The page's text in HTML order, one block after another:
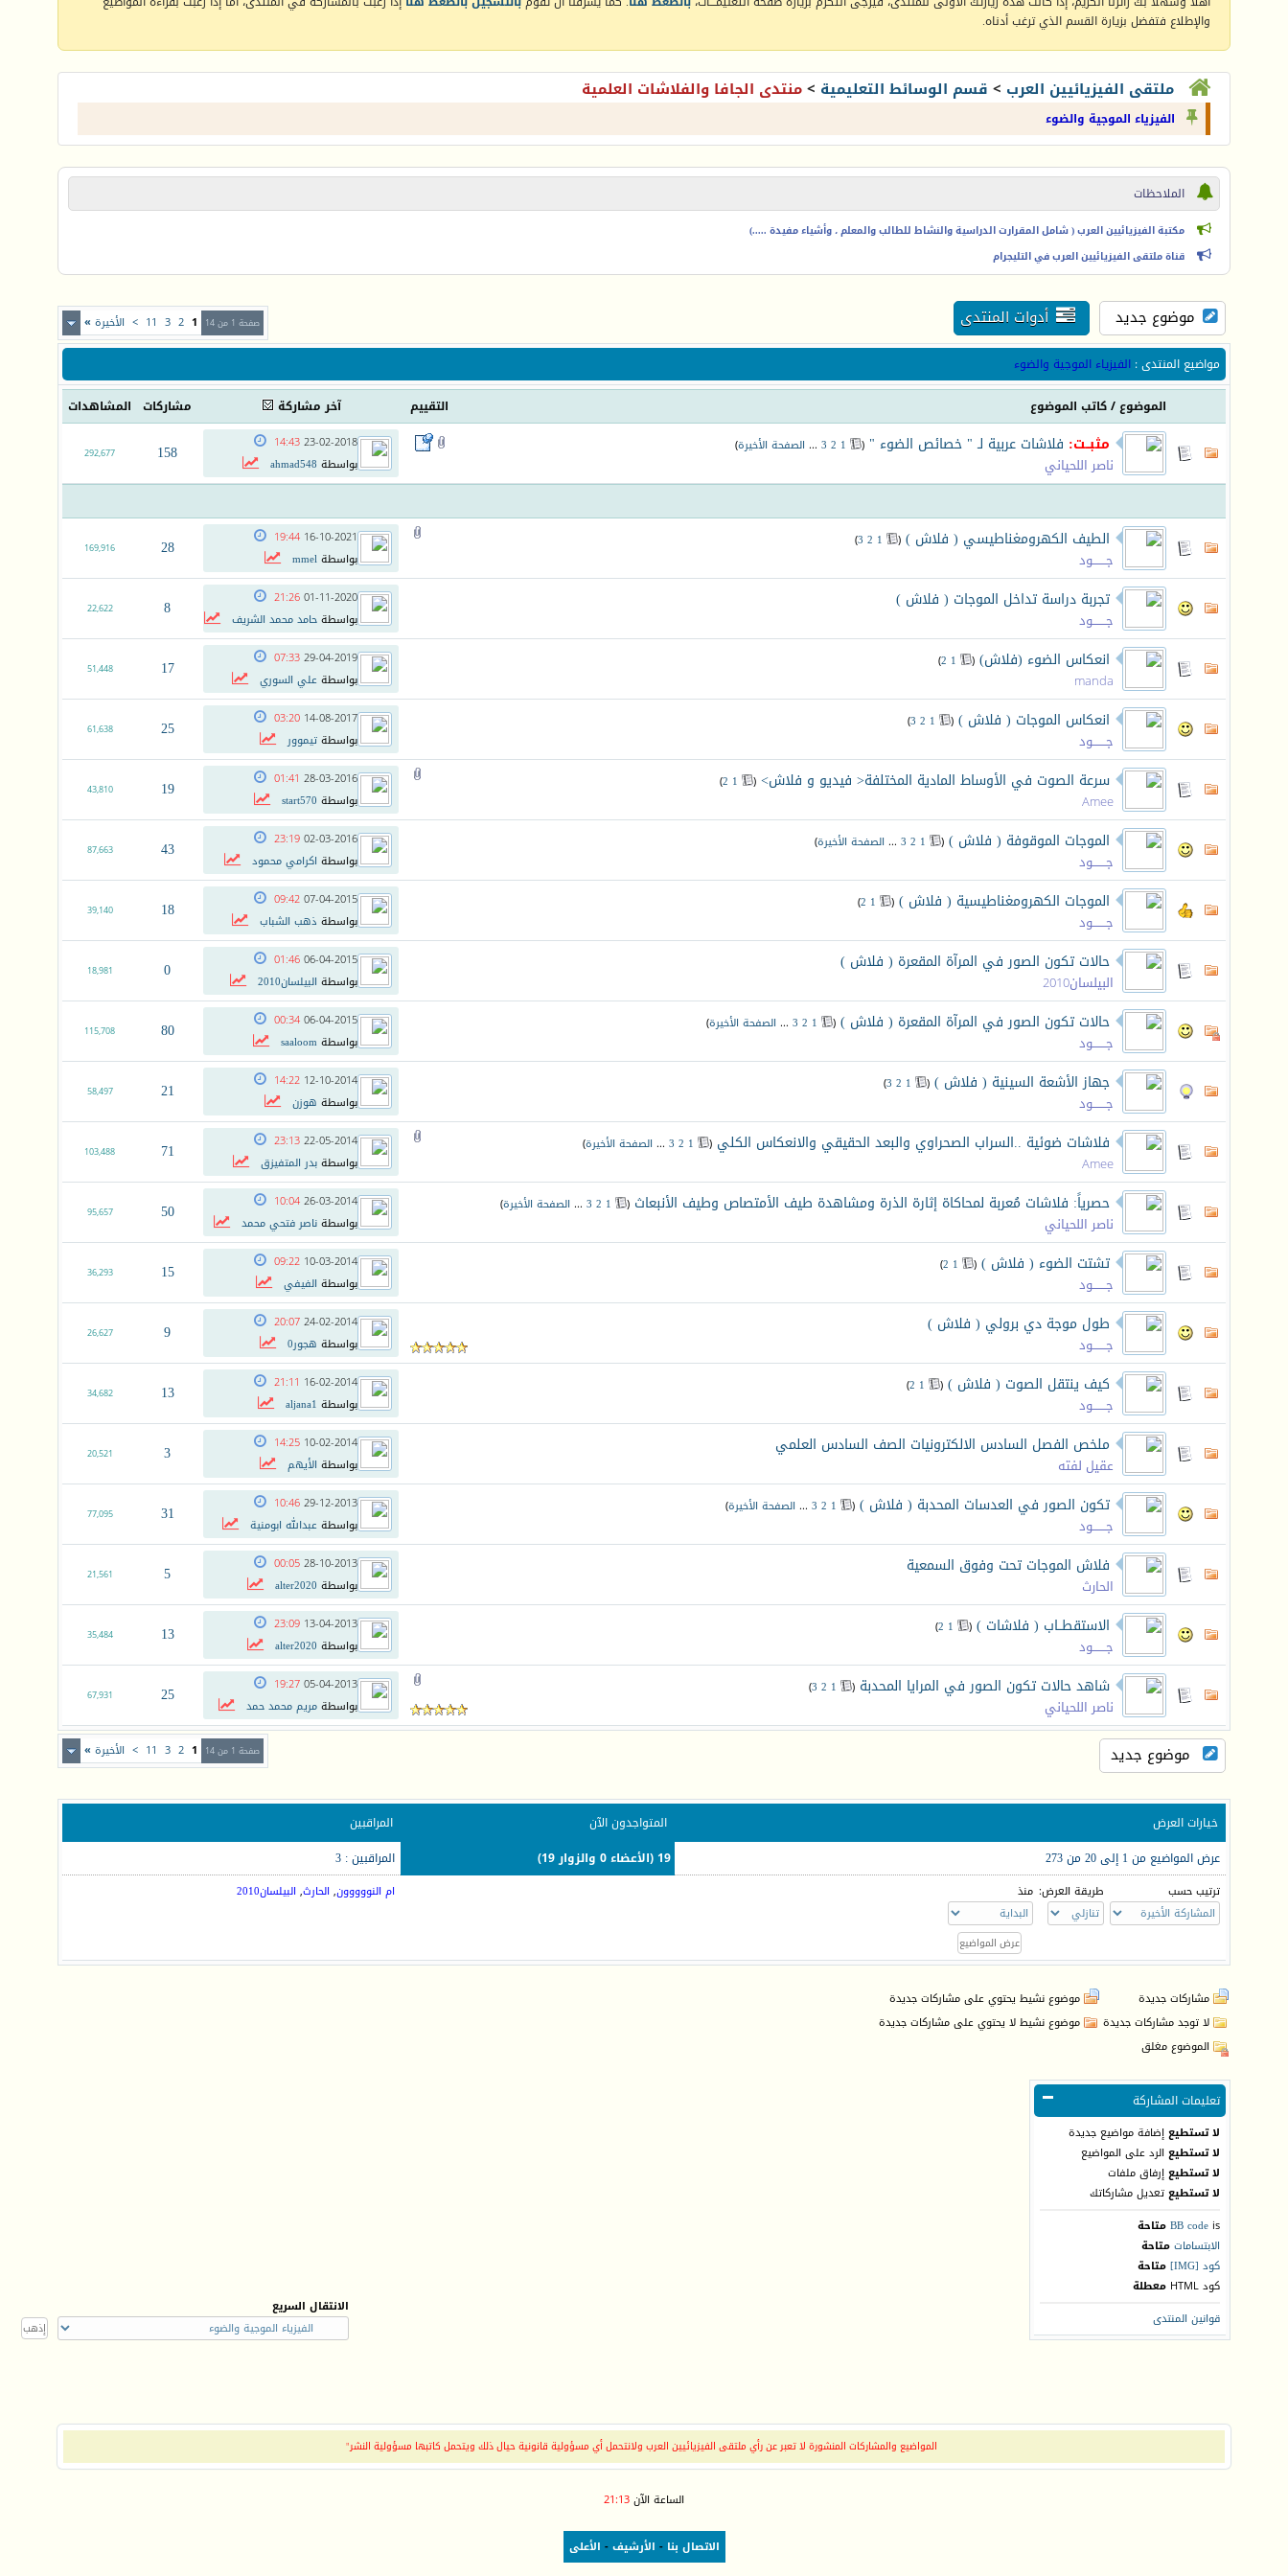
والإطلاع فتفضل بزيارة القسم الذي ترغب أدناه.
ملتقى الفيزيائيين العرب > قسم الوسائط التعليمية >منتدى الجافا والفلاشات العلمية
الفيزياء الموجية والضوء
الملاحظات
مكتبة الفيزيائيين العرب ( شامل المقرارت الدراسية والنشاط للطالب والمعلم ، وأشياء مفيدة .....)
قناة ملتقى الفيزيائيين العرب في التليجرام
موضوع جديد أدوات المنتدى صفحة 1 من 14 1
2
3
11
> الأخيرة »
مواضيع المنتدى: الفيزياء الموجية والضوء
التقييم
الموضوع/كاتب الموضوع آخر مشاركة مشاركات المشاهدات
مثبــت: فلاشات عربية لـ " خصائص الضوء " (
1
2
3
... الصفحة الأخيرة)
ناصر اللحياني
23-02-2018
14:43
بواسطة ahmad548
158
292,677
الطيف الكهرومغناطيسي ( فلاش ) (
1
2
3
)
جـــــــود
16-10-2021
19:44
بواسطةmmel
28
169,916
تجربة دراسة تداخل الموجات ( فلاش )
جـــــــود
01-11-2020
21:26
بواسطةحامد محمد الشريف 8
22,622
انعكاس الضوء (فلاش) (
1
2
)
manda
29-04-2019
07:33
بواسطةعلي السوري 17
51,448
انعكاس الموجات ( فلاش ) (
1
2
3
)
جـــــــود
14-08-2017
03:20
بواسطةتيموور 25
61,638
سرعة الصوت في الأوساط المادية المختلفة< فيديو و فلاش> (
1
2
)
Amee
28-03-2016
01:41
بواسطة start570
19
43,810
الموجات الموقوفة ( فلاش ) (
1
2
3
... الصفحة الأخيرة)
جـــــــود
02-03-2016
23:19
بواسطة اكرامي محمود 43
87,663
الموجات الكهرومغناطيسية ( فلاش ) (
1
2
)
جـــــــود
07-04-2015
09:42
بواسطة ذهب الشباب 18
39,140
حالات تكون الصور في المرآة المقعرة ( فلاش )
البيلسان2010
06-04-2015
01:46
بواسطة البيلسان2010 0
18,981
حالات تكون الصور في المرآة المقعرة ( فلاش ) (
1
2
3
... الصفحة الأخيرة)
جـــــــود
06-04-2015
00:34
بواسطةsaaloom
80
115,708
جهاز الأشعة السينية ( فلاش ) (
1
2
3
)
جـــــــود
12-10-2014
14:22
بواسطة هوزن 21
58,497
فلاشات ضوئية ..السراب الصحراوي والبعد الحقيقي والانعكاس الكلي (
1
2
3
... الصفحة الأخيرة)
Amee
22-05-2014
23:13
بواسطةبدر المتفيزق 71
103,488
حصرياً: فلاشات مُعربة لمحاكاة إثارة الذرة ومشاهدة طيف الأمتصاص وطيف الأنبعاث (
1
2
3
... الصفحة الأخيرة)
ناصر اللحياني
26-03-2014
10:04
بواسطةناصر فتحي محمد 50
95,657
تشتت الضوء ( فلاش ) (
1
2
)
جـــــــود
10-03-2014
09:22
بواسطة الفيفي 15
36,293
طول موجة دي برولي ( فلاش )
جـــــــود
24-02-2014
20:07
بواسطة هجور0 9
26,627
كيف ينتقل الصوت ( فلاش ) (
1
2
)
جـــــــود
16-02-2014
21:11
بواسطة aljana1
13
34,682
ملخص الفصل السادس الالكترونيات الصف السادس العلمي
عقيل لفته
10-02-2014
14:25
بواسطة الأيهم 3
20,521
تكون الصور في العدسات المحدبة ( فلاش ) (
1
2
3
... الصفحة الأخيرة)
جـــــــود
29-12-2013
10:46
بواسطةعبدالله ابومنية 31
77,095
فلاش الموجات تحت وفوق السمعية
الحارث
28-10-2013
00:05
بواسطة alter2020
5
21,561
الاستقطــاب ( فلاشات ) (
1
2
)
جـــــــود
13-04-2013
23:09
بواسطة alter2020
13
35,484
شاهد حالات تكون الصور في المرايا المحدبة (
1
2
3
)
ناصر اللحياني
05-04-2013
19:27
بواسطةمريم محمد حمد 25
67,931
موضوع جديد صفحة 1 من 14 1
2
3
11
> الأخيرة »
خيارات العرض المتواجدون الآن
المراقبين
عرض المواضيع من 1 إلى 20 من 273
19 (الأعضاء 0 والزوار 19) المراقبين : 3
ترتيب حسب طريقة العرض: منذ ام النووووون, الحارث, البيلسان2010
مشاركات جديدة
موضوع نشيط يحتوي على مشاركات جديدة
لا توجد مشاركات جديدة
موضوع نشيط لا يحتوي على مشاركات جديدة
الموضوع مغلق
تعليمات المشاركة
لا تستطيعإضافة مواضيع جديدة
لا تستطيع الرد على المواضيع
لا تستطيعإرفاق ملفات
لا تستطيعتعديل مشاركاتك
BB code is
متاحة
الابتساماتمتاحة
كود [IMG]
متاحة
كود HTML
معطلة
قوانين المنتدى
الانتقال السريع
المواضيع والمشاركات المنشورة لا تعبر عن رأي ملتقى الفيزيائيين العرب ولانتحمل أي مسؤولية قانونية حيال ذلك ويتحمل كاتبها مسؤولية النشر"
الساعة الآن21:13
الاتصال بنا - الأرشيف- الأعلى